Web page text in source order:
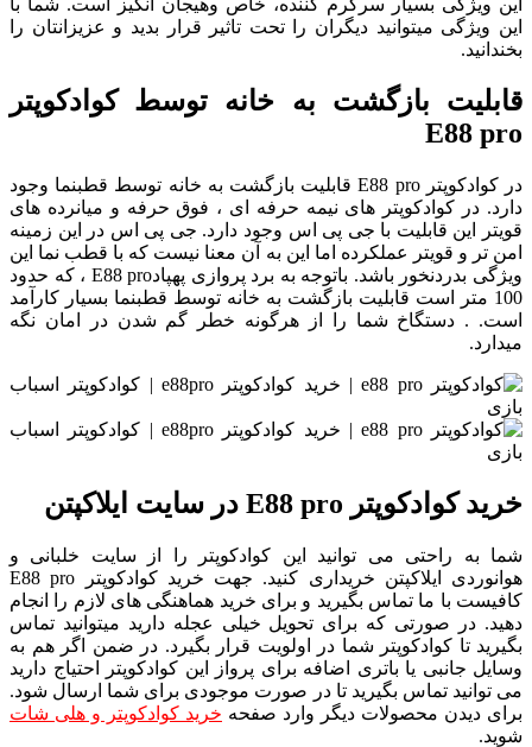
این ویژگی بسیار سرگرم کننده، خاص وهیجان انگیز است. شما با
این ویژگی میتوانید دیگران را تحت تاثیر قرار بدید و عزیزانتان را
بخندانید.
قابلیت بازگشت به خانه توسط کوادکوپتر
E88 pro
در کوادکوپتر E88 pro قابلیت بازگشت به خانه توسط قطبنما وجود
دارد. در کوادکوپتر های نیمه حرفه ای ، فوق حرفه و میانرده های
قویتر این قابلیت با جی پی اس وجود دارد. جی پی اس در این زمینه
امن تر و قویتر عملکرده اما این به آن معنا نیست که با قطب نما این
ویژگی بدردنخور باشد. باتوجه به برد پروازی پهپادE88 pro ، که حدود
100 متر است قابلیت بازگشت به خانه توسط قطبنما بسیار کارآمد
است. . دستگاخ شما را از هرگونه خطر گم شدن در امان نگه
میدارد.
خرید کوادکوپتر E88 pro در سایت ایلاکپتن
شما به راحتی می توانید این کوادکوپتر را از سایت خلبانی و
هوانوردی ایلاکپتن خریداری کنید. جهت خرید کوادکوپتر E88 pro
کافیست با ما تماس بگیرید و برای خرید هماهنگی های لازم را انجام
دهید. در صورتی که برای تحویل خیلی عجله دارید میتوانید تماس
بگیرید تا کوادکوپتر شما در اولویت قرار بگیرد. در ضمن اگر هم به
وسایل جانبی یا باتری اضافه برای پرواز این کوادکوپتر احتیاج دارید
می توانید تماس بگیرید تا در صورت موجودی برای شما ارسال شود.
برای دیدن محصولات دیگر وارد صفحه خرید کوادکوپتر و هلی شات
شوید.